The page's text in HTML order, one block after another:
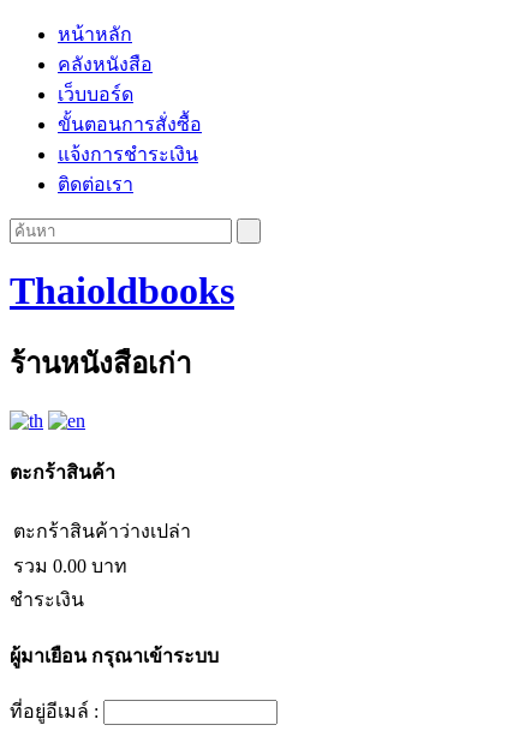
หน้าหลัก
คลังหนังสือ
เว็บบอร์ด
ขั้นตอนการสั่งซื้อ
แจ้งการชำระเงิน
ติดต่อเรา
Thaioldbooks
ร้านหนังสือเก่า
ตะกร้าสินค้า
ตะกร้าสินค้าว่างเปล่า
รวม 0.00 บาท
ชำระเงิน
ผู้มาเยือนกรุณาเข้าระบบ
ที่อยู่อีเมล์ :